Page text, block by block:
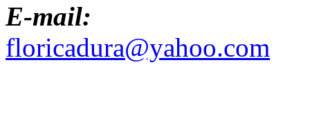
E-mail:
floricadura@yahoo.com